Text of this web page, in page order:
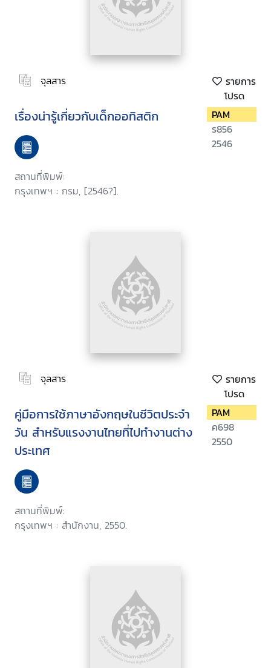
จุลสาร
รายการ
โปรด
เรื่องน่ารู้เกี่ยวกับเด็กออทิสติก
สถานที่พิมพ์:
กรุงเทพฯ : กรม, [2546?].
PAM
ร856
2546
จุลสาร
รายการ
โปรด
คู่มือการใช้ภาษาอังกฤษในชีวิตประจำ
วัน สำหรับแรงงานไทยที่ไปทำงานต่าง
ประเทศ
สถานที่พิมพ์:
กรุงเทพฯ : สำนักงาน, 2550.
PAM
ค698
2550